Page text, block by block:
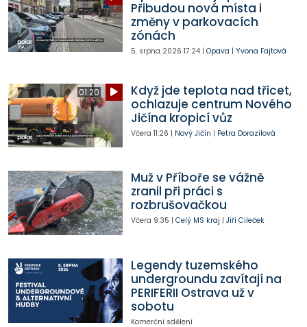
Přibudou nová místa i
změny v parkovacích
zónách
5. srpna 2026 17:24| Opava | Yvona Fajtová
01:20
Když jde teplota nad třicet,
ochlazuje centrum Nového
Jičína kropicí vůz
Včera 11:26 | Nový Jičín | Petra Dorazilová
Muž v Příboře se vážně
zranil při práci s
rozbrušovačkou
Včera 9:35 | Celý MS kraj | Jiří Cileček
Legendy tuzemského
undergroundu zavítají na
PERIFERII Ostrava už v
sobotu
Komerční sdělení